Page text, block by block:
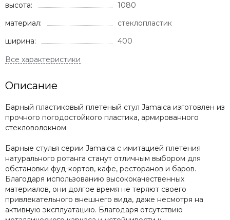
высота:
1080
материал:
стеклопластик
ширина:
400
Описание
Барный пластиковый плетеный стул Jamaica изготовлен из
прочного погодостойкого пластика, армированного
стекловолокном.
Барные стулья серии Jamaica с имитацией плетения
натурального ротанга станут отличным выбором для
обстановки фуд-кортов, кафе, ресторанов и баров.
Благодаря использованию высококачественных
материалов, они долгое время не теряют своего
привлекательного внешнего вида, даже несмотря на
активную эксплуатацию. Благодаря отсутствию